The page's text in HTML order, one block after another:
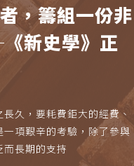
，籌組一份非
新史學》正
久，要耗費鉅大的經費、
項艱辛的考驗，除了參與
而長期的支持